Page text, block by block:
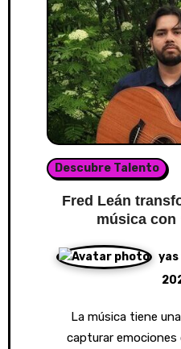
Descubre Talento
Fred Leán
música con
yas
La música tiene una manera especial de
capturar emociones